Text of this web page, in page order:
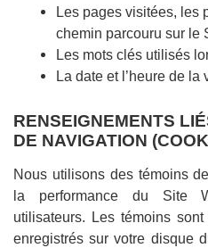
Les pages visitées, les
chemin parcouru sur le
Les mots clés utilisés
La date et l’heure de la
RENSEIGNEMENTS
DE NAVIGATION
Nous utilisons des témoins
la performance du Site
utilisateurs. Les témoins
enregistrés sur votre disque